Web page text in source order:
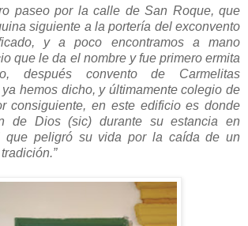
paseo por la calle de San Roque, que
siguiente a la portería del exconvento
y a poco encontramos a mano
que le da el nombre y fue primero ermita
después convento de Carmelitas
hemos dicho, y últimamente colegio de
consiguiente, en este edificio es donde
de Dios (sic) durante su estancia en
que peligró su vida por la caída de un